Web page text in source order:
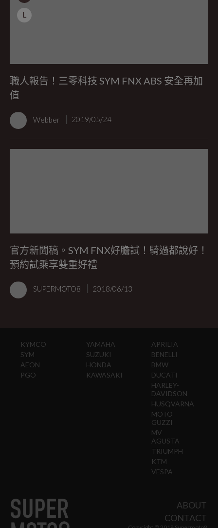
L
職人報告！三零科技 SYM FNX ABS 安全再加
值
Webber 2019/05/24
官方新聞稿。SYM FNX好膽試！騎過都說好！
預約試乘享雙重好禮
SUPERMOTO8 2018/06/13
KYMCO
SYM
AEON
PGO
YAMAHA
SUZUKI
HONDA
KAWASAKI
APRILIA
BENELLI
BMW
DUCATI
HARLEY-
DAVIDSON
HUSQVARNA
MOTO
GUZZI
MV
AGUSTA
TRIUMPH
KTM
VESPA
ABOUT
CONTACT